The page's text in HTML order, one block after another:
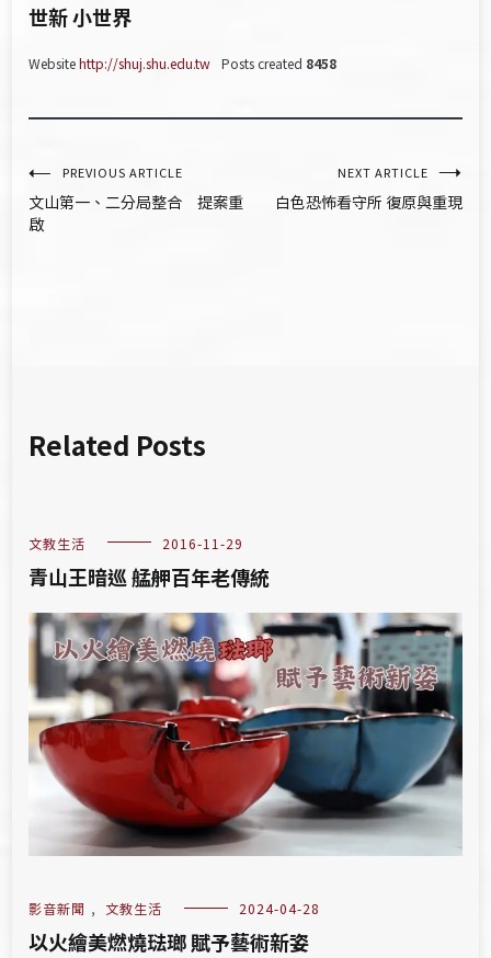
世新 小世界
Websitehttp://shuj.shu.edu.tw Posts created 8458
文
章
PREVIOUS ARTICLE
文山第一、二分局整合 提案重
啟
NEXT ARTICLE
白色恐怖看守所 復原與重現
Related Posts
文教生活 2016-11-29
青山王暗巡 艋舺百年老傳統
影音新聞 , 文教生活 2024-04-28
以火繪美燃燒琺瑯 賦予藝術新姿